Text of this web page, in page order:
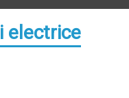
electrice